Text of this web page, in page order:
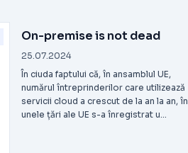
On-premise is not dead
25.07.2024
În ciuda faptului că, în ansamblul UE,
numărul întreprinderilor care utilizează
servicii cloud a crescut de la an la an, în
unele țări ale UE s-a înregistrat u...